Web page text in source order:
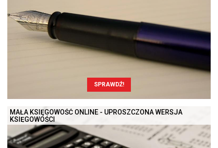
SPRAWDŹ!
MAŁA KSIĘGOWOŚĆ ONLINE - UPROSZCZONA WERSJA
KSIĘGOWOŚCI